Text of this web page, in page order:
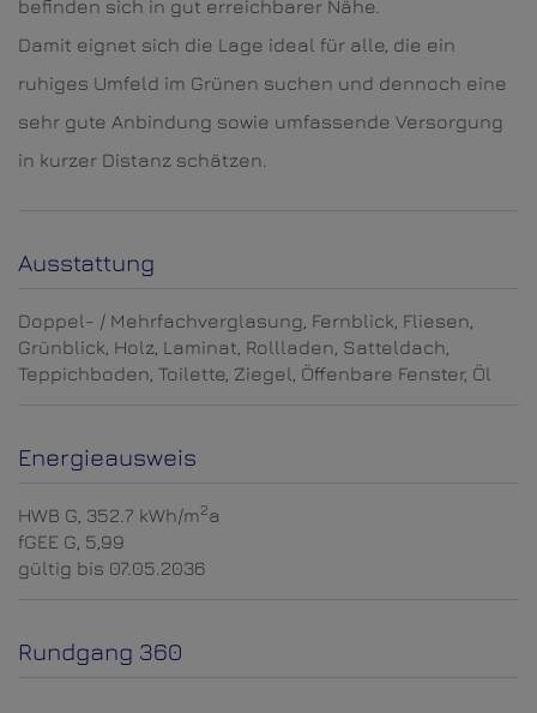
befinden sich in gut erreichbarer Nähe.
Damit eignet sich die Lage ideal für alle, die ein
ruhiges Umfeld im Grünen suchen und dennoch eine
sehr gute Anbindung sowie umfassende Versorgung
in kurzer Distanz schätzen.
Ausstattung
Doppel- / Mehrfachverglasung Fernblick Fliesen
Grünblick Holz Laminat Rollladen Satteldach
Teppichboden Toilette Ziegel Öffenbare Fenster Öl
Energieausweis
HWB G, 352.7 kWh/m2a
fGEE G, 5,99
gültig bis 07.05.2036
Rundgang 360